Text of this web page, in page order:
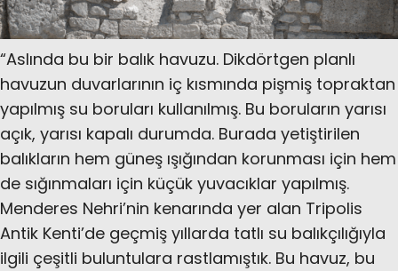
“Aslında bu bir balık havuzu. Dikdörtgen planlı
havuzun duvarlarının iç kısmında pişmiş topraktan
yapılmış su boruları kullanılmış. Bu boruların yarısı
açık, yarısı kapalı durumda. Burada yetiştirilen
balıkların hem güneş ışığından korunması için hem
de sığınmaları için küçük yuvacıklar yapılmış.
Menderes Nehri’nin kenarında yer alan Tripolis
Antik Kenti’de geçmiş yıllarda tatlı su balıkçılığıyla
ilgili çeşitli buluntulara rastlamıştık. Bu havuz, bu